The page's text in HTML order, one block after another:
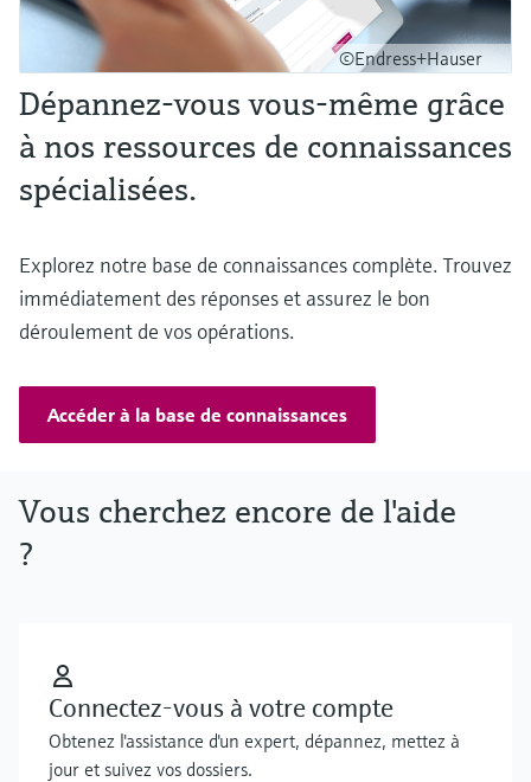
©Endress+Hauser
Dépannez-vous vous-même grâce
à nos ressources de connaissances
spécialisées.
Explorez notre base de connaissances complète. Trouvez
immédiatement des réponses et assurez le bon
déroulement de vos opérations.
Accéder à la base de connaissances
Vous cherchez encore de l'aide
?
Connectez-vous à votre compte
Obtenez l'assistance d'un expert, dépannez, mettez à
jour et suivez vos dossiers.